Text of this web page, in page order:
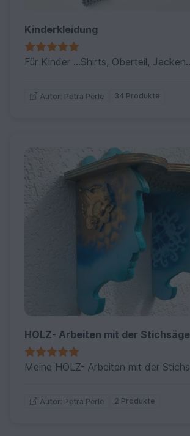
Kinderkleidung
Autor: Petra Perle 34 Produkte
HOLZ- Arbeiten mit der Stichsäge
Autor: Petra Perle 2 Produkte